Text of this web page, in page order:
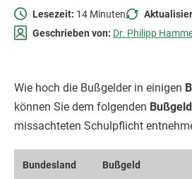
Lesezeit: 14 Minuten
Geschrieben von: Dr. Philipp
Wie hoch die Bußgelder in einigen
können Sie dem folgenden
missachteten Schulpflicht
Bundesland Bußgeld